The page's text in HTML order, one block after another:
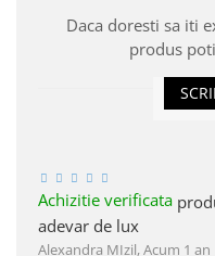
Daca doresti sa iti
produs
Achizitie verificata
adevar de lux
Alexandra MIzil,Acum 1 an